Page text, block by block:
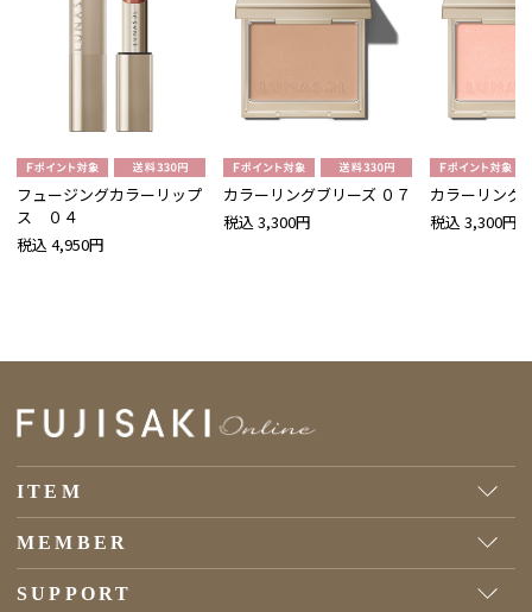
フュージングカラーリップ
ス ０４
税込 4,950円
カラーリングブリーズ ０７
税込 3,300円
カラーリング
税込 3,300円
ITEM
MEMBER
SUPPORT